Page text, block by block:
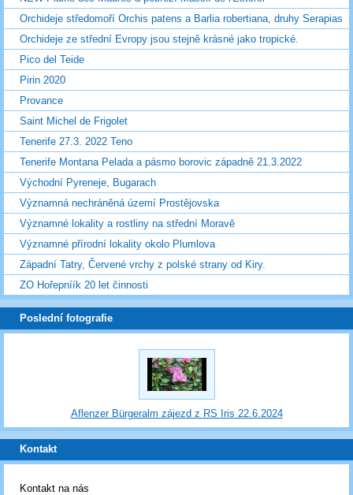
Orchideje středomoří Orchis patens a Barlia robertiana, druhy Serapias
Orchideje ze střední Evropy jsou stejně krásné jako tropické.
Pico del Teide
Pirin 2020
Provance
Saint Michel de Frigolet
Tenerife 27.3. 2022 Teno
Tenerife Montana Pelada a pásmo borovic západně 21.3.2022
Východní Pyreneje, Bugarach
Významná nechráněná území Prostějovska
Významné lokality a rostliny na střední Moravě
Významné přírodní lokality okolo Plumlova
Západní Tatry, Červené vrchy z polské strany od Kiry.
ZO Hořepníík 20 let činnosti
Poslední fotografie
Aflenzer Bürgeralm zájezd z RS Iris 22.6.2024
Kontakt
Kontakt na nás